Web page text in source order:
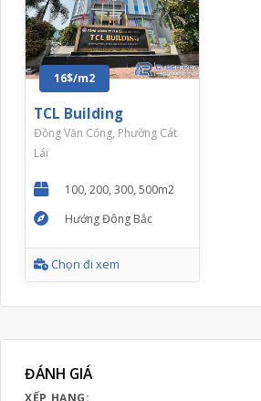
16$/m2
TCL Building
Đồng Văn Cống, Phường Cát
Lái
100, 200, 300, 500m2
Hướng Đông Bắc
Chọn đi xem
ĐÁNH GIÁ